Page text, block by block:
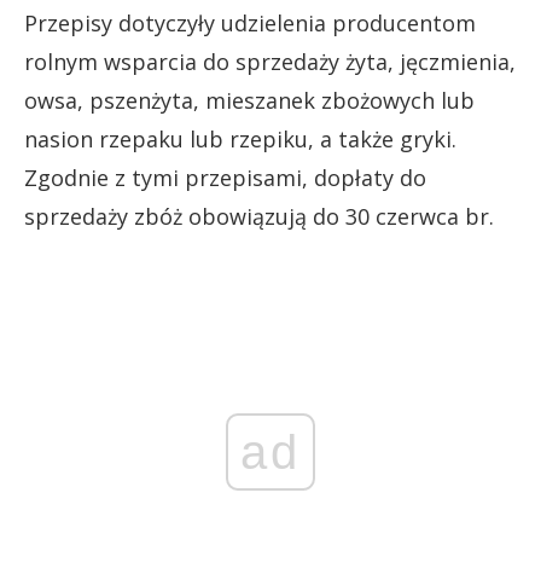
Przepisy dotyczyły udzielenia producentom
rolnym wsparcia do sprzedaży żyta, jęczmienia,
owsa, pszenżyta, mieszanek zbożowych lub
nasion rzepaku lub rzepiku, a także gryki.
Zgodnie z tymi przepisami, dopłaty do
sprzedaży zbóż obowiązują do 30 czerwca br.
ad